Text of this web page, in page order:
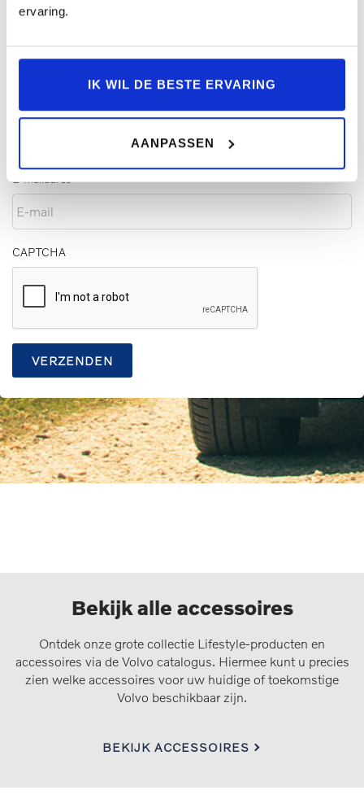
ervaring.
IK WIL DE BESTE ERVARING
AANPASSEN
Telefoonnummer
E-mailadres *
CAPTCHA
VERZENDEN
Bekijk alle accessoires
Ontdek onze grote collectie Lifestyle-producten en
accessoires via de Volvo catalogus. Hiermee kunt u precies
zien welke accessoires voor uw huidige of toekomstige
Volvo beschikbaar zijn.
BEKIJK ACCESSOIRES